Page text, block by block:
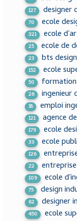
127 designer
70 ecole
321 ecole
25 ecole de
23 bts
152 ecole
50
26 ingenieur
18 emploi
121 agence
179 ecole
33 ecole
126
22
109 ecole
75 design
62 designer
450 ecole